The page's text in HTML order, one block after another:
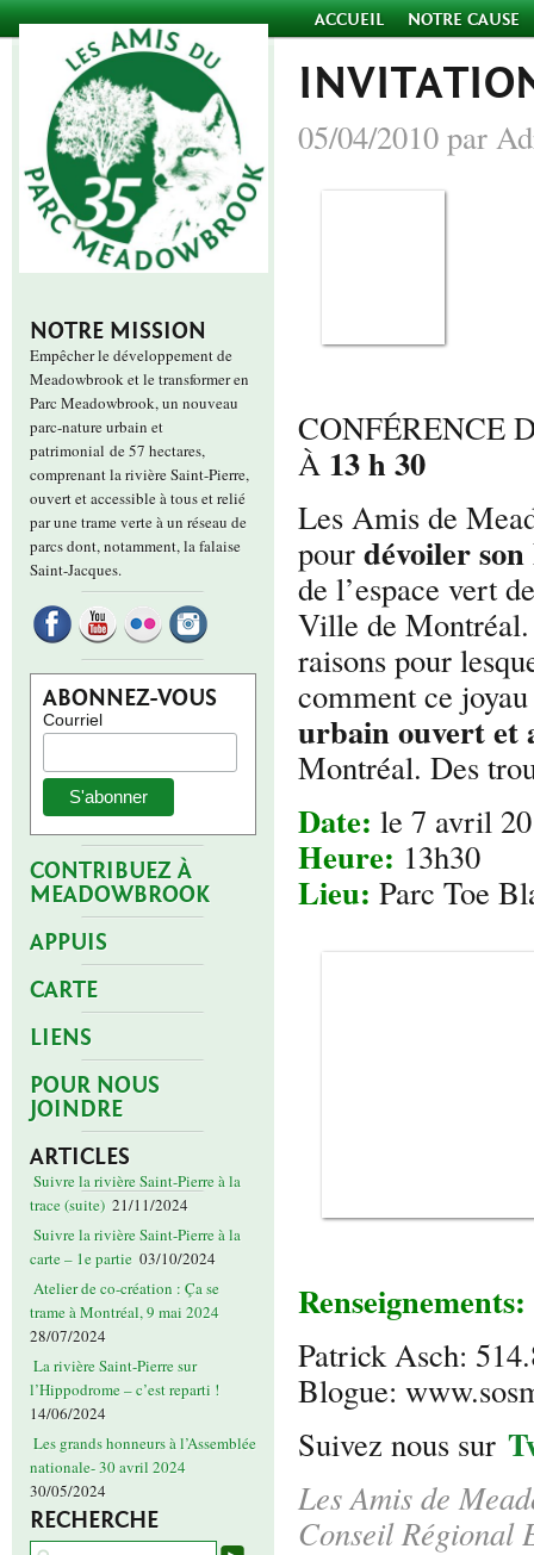
ACCUEIL NOTRE CAUSE
NOTRE MISSION
Empêcher le développement de
Meadowbrook et le transformer en
Parc Meadowbrook, un nouveau
parc-nature urbain et
patrimonial de 57 hectares,
comprenant la rivière Saint-Pierre,
ouvert et accessible à tous et relié
par une trame verte à un réseau de
parcs dont, notamment, la falaise
Saint-Jacques.
ABONNEZ-VOUS
Courriel
CONTRIBUEZ À
MEADOWBROOK
APPUIS
CARTE
LIENS
POUR NOUS
JOINDRE
ARTICLES
Suivre la rivière Saint-Pierre à la
trace (suite) 21/11/2024
Suivre la rivière Saint-Pierre à la
carte – 1e partie 03/10/2024
Atelier de co-création : Ça se
trame à Montréal, 9 mai 2024
28/07/2024
La rivière Saint-Pierre sur
l’Hippodrome – c’est reparti !
14/06/2024
Les grands honneurs à l’Assemblée
nationale- 30 avril 2024
30/05/2024
RECHERCHE
05/04/2010 par
CONFÉRENCE
À 13 h 30
Les Amis de
pour dévoiler
de l’espace vert
Ville de Montréal.
raisons pour
comment ce
urbain ouvert et
Montréal. Des
Date: le 7 avril
Heure: 13h30
Lieu: Parc Toe
Renseignements:
Patrick Asch:
Blogue:
Suivez nous sur
Les Amis de
Conseil Régional